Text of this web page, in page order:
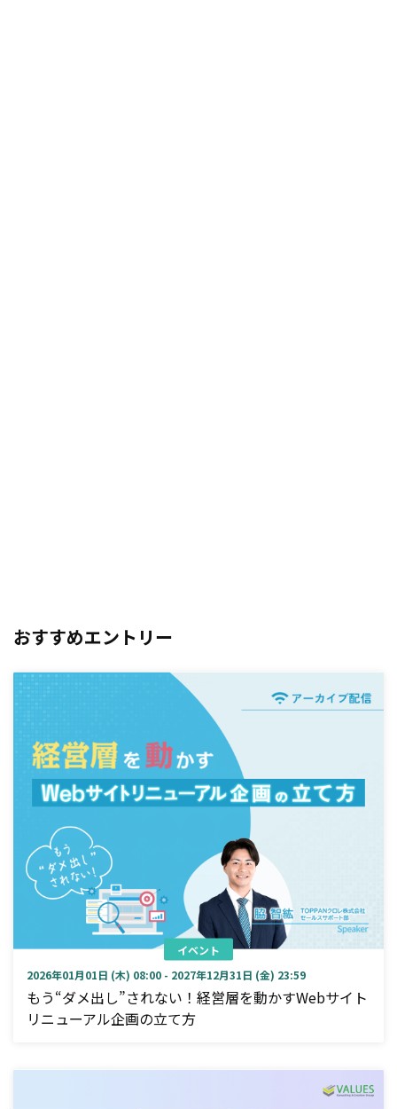
おすすめエントリー
イベント
2026年01月01日 (木) 08:00 - 2027年12月31日 (金) 23:59
もう“ダメ出し”されない！経営層を動かすWebサイト
リニューアル企画の立て方